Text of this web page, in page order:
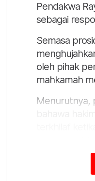
Pendakwa
sebagai
Semasa
oleh pihak
mahkamah
Menurutnya,
Selain itu
mempunyai